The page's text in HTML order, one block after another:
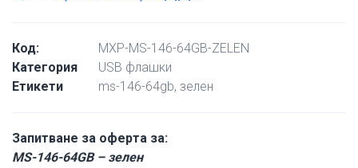
Код:
MXP-MS-146-64GB-ZELEN
Категория
USB флашки
Етикети
ms-146-64gb, зелен
Запитване за оферта за:
MS-146-64GB – зелен